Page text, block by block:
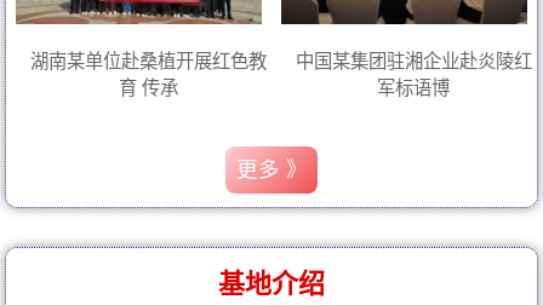
湖南某单位赴桑植开展红色教
育 传承
中国某集团驻湘企业赴炎陵红
军标语博
更多 》
基地介绍